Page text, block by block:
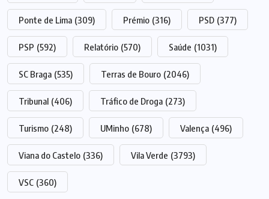
Ponte de Lima (309) Prémio (316) PSD (377)
PSP (592) Relatório (570) Saúde (1031)
SC Braga (535) Terras de Bouro (2046)
Tribunal (406) Tráfico de Droga (273)
Turismo (248) UMinho (678) Valença (496)
Viana do Castelo (336) Vila Verde (3793)
VSC (360)